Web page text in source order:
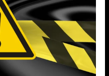
Direito Negocial e
Uniritter.